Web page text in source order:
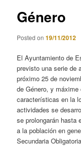
Género
Posted on19/11/2012
El Ayuntamiento de
previsto una serie de
próximo 25 de
de Género, y
características en la
actividades se
se prolongarán hasta
a la población en
Secundaria